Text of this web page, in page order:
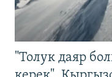
"Толук даяр